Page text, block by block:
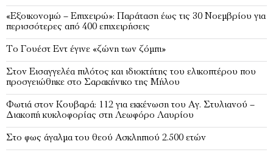
«Εξοικονομώ – Επιχειρώ»: Παράταση έως τις 30 Νοεμβρίου για
περισσότερες από 400 επιχειρήσεις
Το Γουέστ Εντ έγινε «ζώνη των ζόμπι»
Στον Εισαγγελέα πιλότος και ιδιοκτήτης του ελικοπτέρου που
προσγειώθηκε στο Σαρακήνικο της Μήλου
Φωτιά στον Κουβαρά: 112 για εκκένωση του Αγ. Στυλιανού –
Διακοπή κυκλοφορίας στη Λεωφόρο Λαυρίου
Στο φως άγαλμα του θεού Ασκληπιού 2.500 ετών